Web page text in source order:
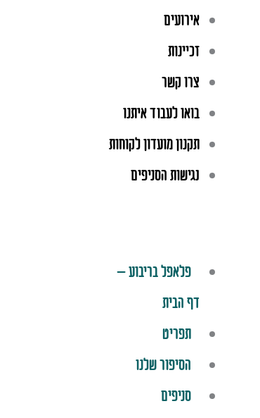
אירועים
זכיינות
צרו קשר
בואו לעבוד איתנו
תקנון מועדון לקוחות
נגישות הסניפים
פלאפל בריבוע –
דף הבית
תפריט
הסיפור שלנו
סניפים